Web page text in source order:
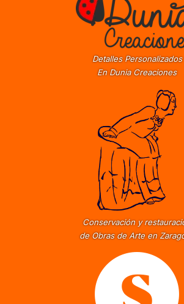
Detalles Personalizados
En Dunia Creaciones
Conservación y
de Obras de Arte en